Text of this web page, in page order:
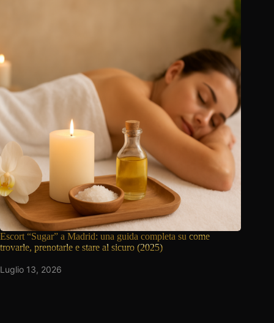
Escort “Sugar” a Madrid: una guida completa su come
trovarle, prenotarle e stare al sicuro (2025)
Luglio 13, 2026